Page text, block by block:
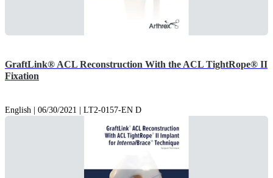
GraftLink® ACL Reconstruction With the ACL TightRope® II
Fixation
English | 06/30/2021 | LT2-0157-EN D